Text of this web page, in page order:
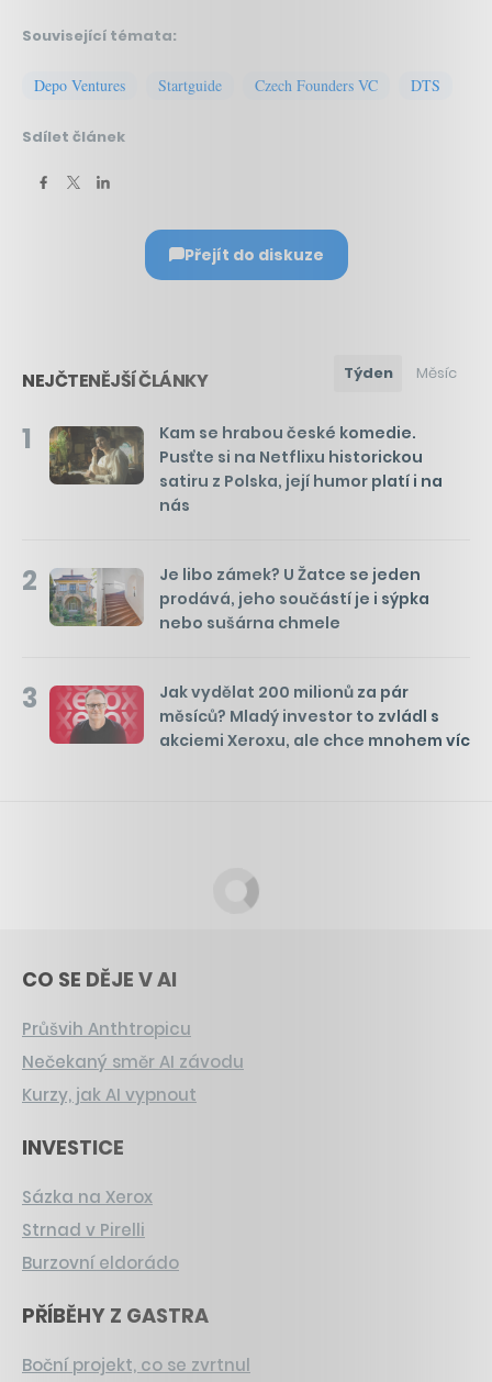
Související témata:
Depo Ventures Startguide Czech Founders VC DTS
Sdílet článek
Přejít do diskuze
NEJČTENĚJŠÍ ČLÁNKY Týden Měsíc
1
Kam se hrabou české komedie.
Pusťte si na Netflixu historickou
satiru z Polska, její humor platí i na
nás
2
Je libo zámek? U Žatce se jeden
prodává, jeho součástí je i sýpka
nebo sušárna chmele
3
Jak vydělat 200 milionů za pár
měsíců? Mladý investor to zvládl s
akciemi Xeroxu, ale chce mnohem víc
CO SE DĚJE V AI
Průšvih Anthtropicu
Nečekaný směr AI závodu
Kurzy, jak AI vypnout
INVESTICE
Sázka na Xerox
Strnad v Pirelli
Burzovní eldorádo
PŘÍBĚHY Z GASTRA
Boční projekt, co se zvrtnul